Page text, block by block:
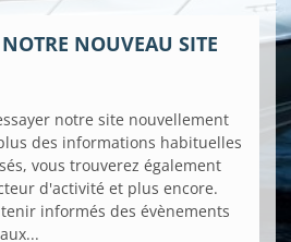
NOUVEAU SITE
notre site nouvellement
des informations habituelles
vous trouverez également
d'activité et plus encore.
informés des évènements